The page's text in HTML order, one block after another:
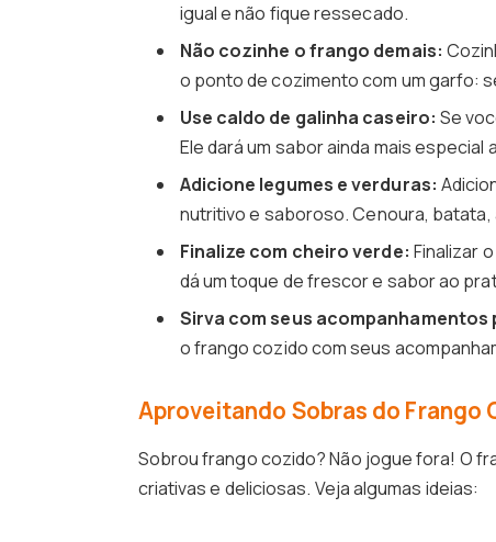
igual e não fique ressecado.
Não cozinhe o frango demais:
o ponto de cozimento com um garfo:
Use caldo de galinha caseiro: Se
Ele dará um sabor ainda mais especial
Adicione legumes e verduras:
nutritivo e saboroso. Cenoura,
Finalize com cheiro verde: Finalizar
dá um toque de frescor e sabor ao
Sirva com seus
o frango cozido com seus
Aproveitando Sobras do
Sobrou frango cozido? Não jogue fora! O
criativas e deliciosas. Veja algumas ideias: